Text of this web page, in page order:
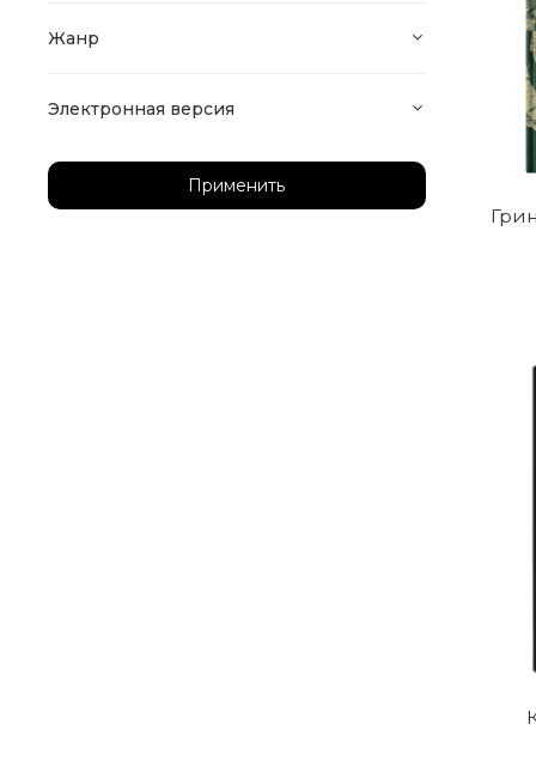
Жанр
Электронная версия
Применить